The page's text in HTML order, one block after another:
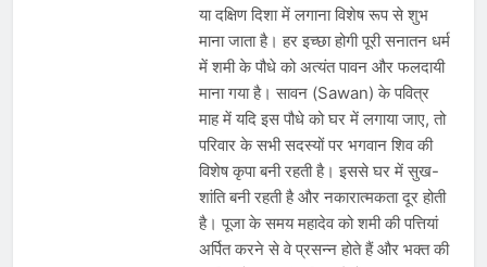
या दक्षिण दिशा में लगाना विशेष रूप से शुभ
माना जाता है। हर इच्छा होगी पूरी सनातन धर्म
में शमी के पौधे को अत्यंत पावन और फलदायी
माना गया है। सावन (Sawan) के पवित्र
माह में यदि इस पौधे को घर में लगाया जाए, तो
परिवार के सभी सदस्यों पर भगवान शिव की
विशेष कृपा बनी रहती है। इससे घर में सुख-
शांति बनी रहती है और नकारात्मकता दूर होती
है। पूजा के समय महादेव को शमी की पत्तियां
अर्पित करने से वे प्रसन्न होते हैं और भक्त की